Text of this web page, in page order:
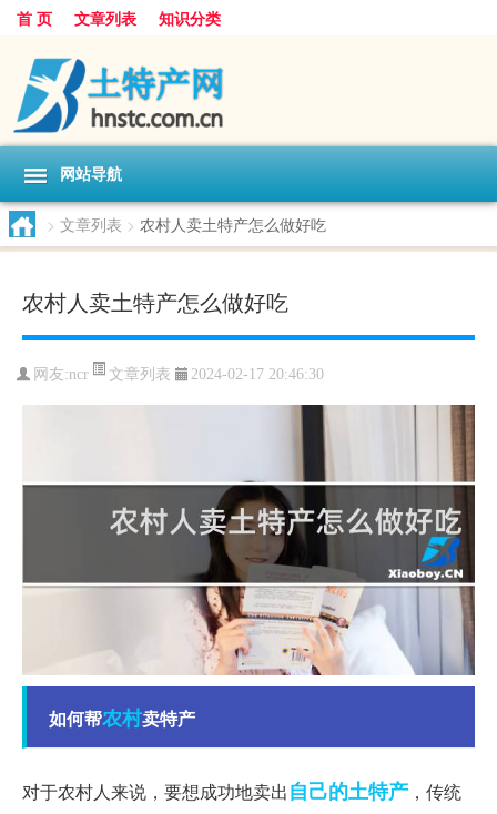
首 页 文章列表 知识分类
网站导航
> 文章列表 > 农村人卖土特产怎么做好吃
农村人卖土特产怎么做好吃
网友:ncr 文章列表 2024-02-17 20:46:30
如何帮农村卖特产
对于农村人来说，要想成功地卖出自己的土特产 ，传统